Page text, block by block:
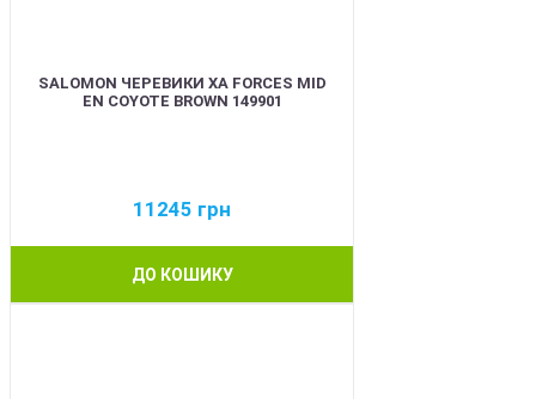
SALOMON ЧЕРЕВИКИ XA FORCES MID
EN COYOTE BROWN 149901
11245 грн
ДО КОШИКУ